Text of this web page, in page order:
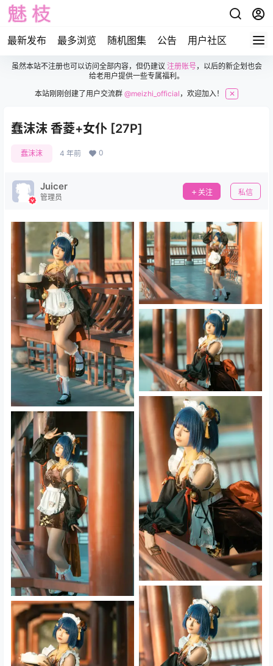
最新发布 最多浏览 随机图集 公告 用户社区
虽然本站不注册也可以访问全部内容，但仍建议 注册账号，以后的新企划也会
给老用户提供一些专属福利。
本站刚刚创建了用户交流群@meizhi_official ，欢迎加入！ ✕
蠢沫沫 香菱+女仆 [27P]
蠢沫沫 4 年前 0
Juicer
管理员
关注 私信